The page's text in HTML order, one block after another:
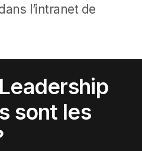
l’intranet de
sont les